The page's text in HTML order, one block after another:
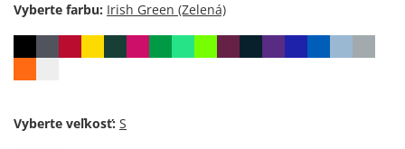
Vyberte farbu:
Vyberte veľkosť: